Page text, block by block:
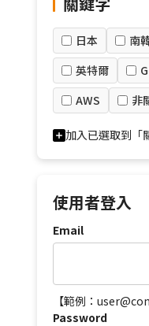
日本 南
英特爾
AWS
非
加入已選取到「
使用者登入
Email
【範例：
Password